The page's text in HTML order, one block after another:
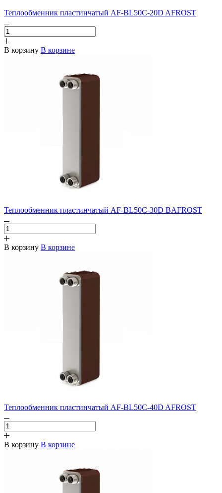
Теплообменник пластинчатый AF-BL50C-20D AFROST
В корзину В корзине
Теплообменник пластинчатый AF-BL50C-30D BAFROST
В корзину В корзине
Теплообменник пластинчатый AF-BL50C-40D AFROST
В корзину В корзине